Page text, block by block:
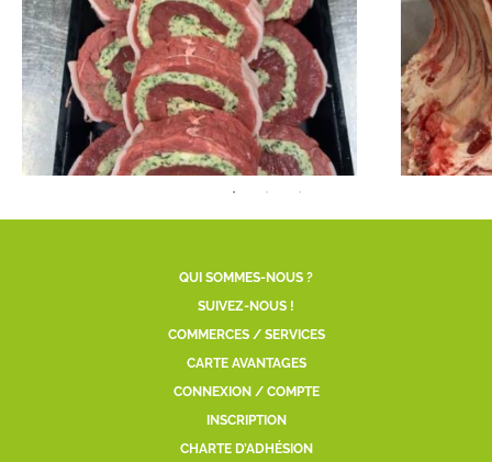
QUI SOMMES-NOUS ?
SUIVEZ-NOUS !
COMMERCES / SERVICES
CARTE AVANTAGES
CONNEXION / COMPTE
INSCRIPTION
CHARTE D’ADHÉSION